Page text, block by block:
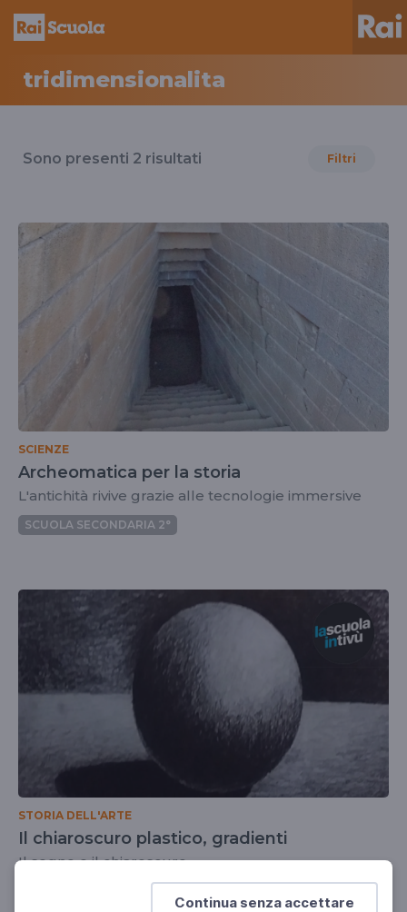
Continua senza accettare
tridimensionalita
il
tridimensionalita
Sono presenti 2 risultati Filtri
SCIENZE
Archeomatica per la storia
L'antichità rivive grazie alle tecnologie immersive
SCUOLA SECONDARIA 2°
STORIA DELL'ARTE
Il chiaroscuro plastico, gradienti
Il segno e il chiaroscuro